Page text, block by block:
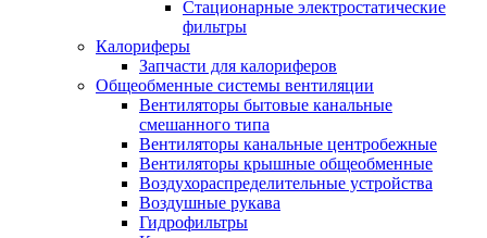
Стационарные электростатические
фильтры
Калориферы
Запчасти для калориферов
Общеобменные системы вентиляции
Вентиляторы бытовые канальные
смешанного типа
Вентиляторы канальные центробежные
Вентиляторы крышные общеобменные
Воздухораспределительные устройства
Воздушные рукава
Гидрофильтры